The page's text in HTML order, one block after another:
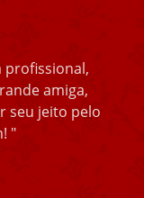
profissional,
amiga,
seu jeito pelo
"